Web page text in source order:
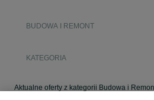
BUDOWA I REMONT
KATEGORIA